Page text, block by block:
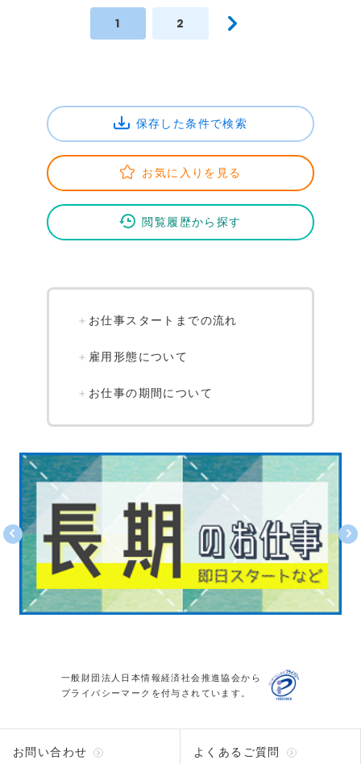
1 2
保存した条件で検索
お気に入りを見る
閲覧履歴から探す
お仕事スタートまでの流れ
雇用形態について
お仕事の期間について
一般財団法人日本情報経済社会推進協会から
プライバシーマークを付与されています。
お問い合わせ よくあるご質問